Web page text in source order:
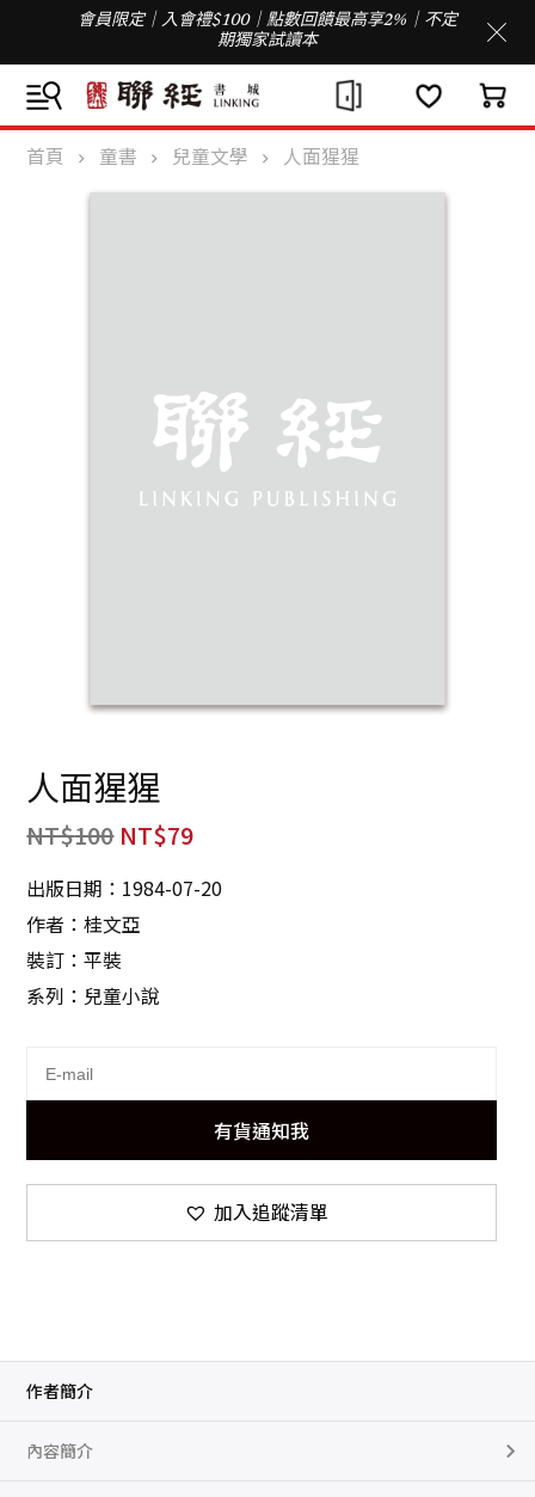
會員限定｜入會禮$100｜點數回饋最高享2%｜不定
期獨家試讀本
首頁 童書 兒童文學 人面猩猩
人面猩猩
NT$100 NT$79
出版日期：1984-07-20
作者：桂文亞
裝訂：平裝
系列：兒童小說
有貨通知我
加入追蹤清單
作者簡介
內容簡介